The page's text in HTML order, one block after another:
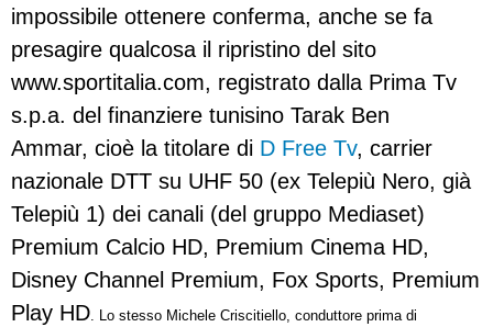
impossibile ottenere conferma, anche se fa
presagire qualcosa il ripristino del sito
www.sportitalia.com, registrato dalla Prima Tv
s.p.a. del finanziere tunisino Tarak Ben
Ammar, cioè la titolare di D Free Tv, carrier
nazionale DTT su UHF 50 (ex Telepiù Nero, già
Telepiù 1) dei canali (del gruppo Mediaset)
Premium Calcio HD, Premium Cinema HD,
Disney Channel Premium, Fox Sports, Premium
Play HD. Lo stesso Michele Criscitiello, conduttore prima di